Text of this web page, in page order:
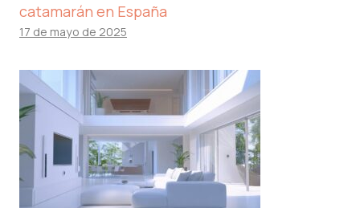
catamarán en España
17 de mayo de 2025